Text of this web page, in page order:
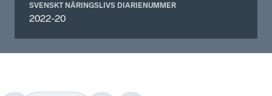
SVENSKT NÄRINGSLIVS DIARIENUMMER
2022-20